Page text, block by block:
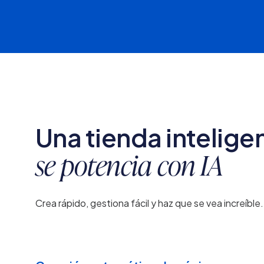
Una tienda
se potencia con IA
Crea rápido, gestiona fácil y haz que se vea increíble.